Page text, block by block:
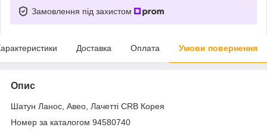
Замовлення під захистом
Доставка Оплата Умови повернення
Опис
Шатун Ланос, Авео, Лачетті CRB Корея
Номер за каталогом 94580740